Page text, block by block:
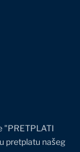
"PRETPLATI
pretplatu našeg